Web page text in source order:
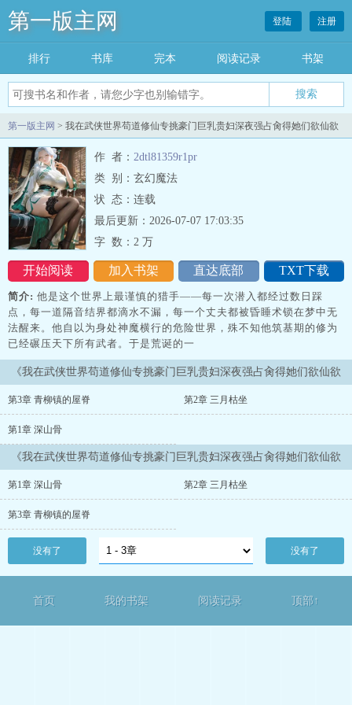
第一版主网
搜索
登陆 注册
排行 书库 完本 阅读记录 书架
第一版主网 > 我在武侠世界苟道修仙专挑豪门巨乳贵妇深夜强占肏得她们欲仙欲
死最新章节列表 作 者： 2dtl81359r1pr
类 别：玄幻魔法
状 态：连载
开始阅读 加入书架 直达底部 TXT下载
最后更新：2026-07-07 17:03:35
字 数： 2 万
简介: 他是这个世界上最谨慎的猎手——每一次潜入都经过数日踩
点，每一道隔音结界都滴水不漏，每一个丈夫都被昏睡术锁在梦中无
法醒来。他自以为身处神魔横行的危险世界，殊不知他筑基期的修为
已经碾压天下所有武者。于是荒诞的一
《我在武侠世界苟道修仙专挑豪门巨乳贵妇深夜强占肏得她们欲仙欲
死》最新章节
第3章 青柳镇的屋脊 第2章 三月枯坐
第1章 深山骨
《我在武侠世界苟道修仙专挑豪门巨乳贵妇深夜强占肏得她们欲仙欲
死》正文
第1章 深山骨 第2章 三月枯坐
第3章 青柳镇的屋脊
没有了 没有了
首页 我的书架 阅读记录 顶部↑